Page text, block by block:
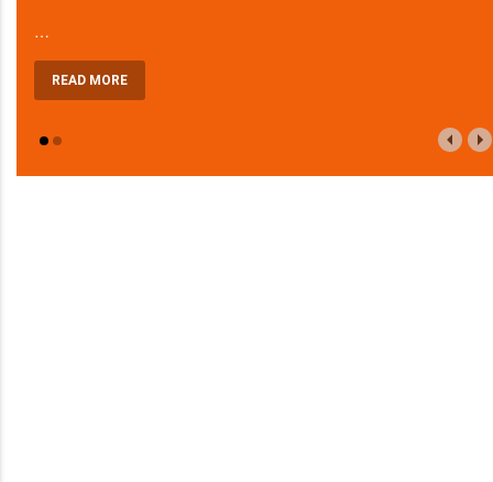
…
READ MORE